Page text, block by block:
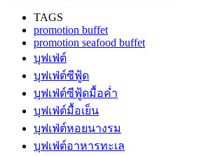
TAGS
promotion buffet
promotion seafood buffet
บุฟเฟ่ต์
บุฟเฟ่ต์ซีฟู้ด
บุฟเฟ่ต์ซีฟู้ดมื้อค่ำ
บุฟเฟ่ต์มื้อเย็น
บุฟเฟ่ต์หอยนางรม
บุฟเฟ่ต์อาหารทะเล